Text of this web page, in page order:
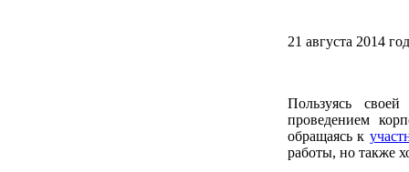
21 августа 2014
Пользуясь
проведением
обращаясь к
работы, но также